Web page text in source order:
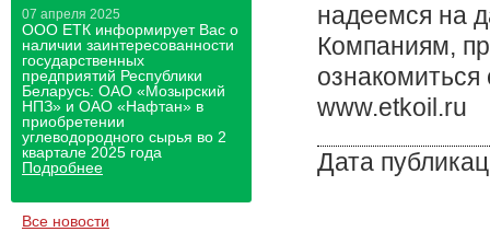
Все новости
07 апреля 2025
ООО ЕТК информирует Вас о
наличии заинтересованности
государственных
предприятий Республики
Беларусь: ОАО «Мозырский
НПЗ» и ОАО «Нафтан» в
приобретении
углеводородного сырья во 2
квартале 2025 года
Подробнее
надеемся на
Компаниям,
www.etkoil.ru
Дата